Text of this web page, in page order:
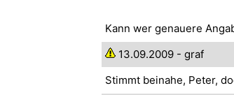
Kann wer genauere
13.09.2009 - graf
Stimmt beinahe, Peter,